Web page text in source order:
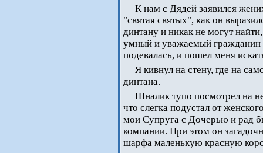
К нам с Дядей заявился
"святая святых", как он
динтану и никак не могут
умный и уважаемый гражданин
подевалась, и пошел меня
Я кивнул на стену, где на
динтана.
Шналик тупо посмотрел на
что слегка подустал от
мои Супруга с Дочерью и рад
компании. При этом он
шарфа маленькую красную